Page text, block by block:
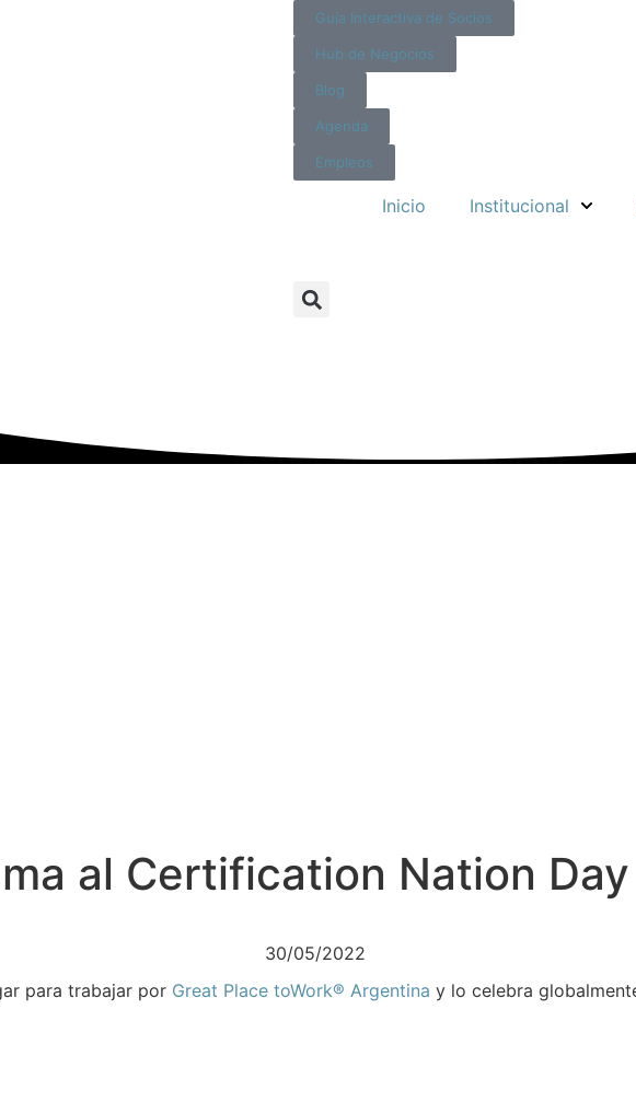
Guía Interactiva de Socios
Hub de Negocios
Blog
Agenda
Empleos
Inicio Institucional
al Certification Nation Day
30/05/2022
para trabajar por Great Place toWork® Argentina y lo celebra